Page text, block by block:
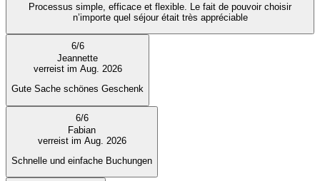
Processus simple, efficace et flexible. Le fait de pouvoir choisir
n’importe quel séjour était très appréciable
6/6
Jeannette
verreist im Aug. 2026
Gute Sache schönes Geschenk
6/6
Fabian
verreist im Aug. 2026
Schnelle und einfache Buchungen